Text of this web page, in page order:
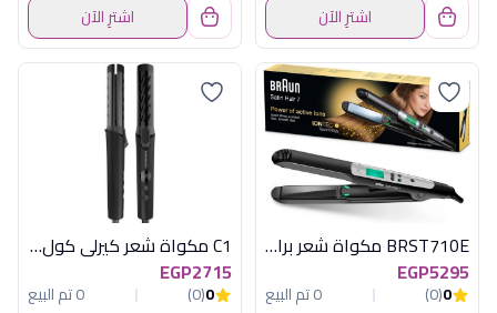
اشترِ الآن
اشترِ الآن
BRST710E مكواة شعر براون
EGP5295
0
(0)
0 تم البيع
C1 مكواة شعر كيرلى كول اسود راش براش
EGP2715
0
(0)
0 تم البيع